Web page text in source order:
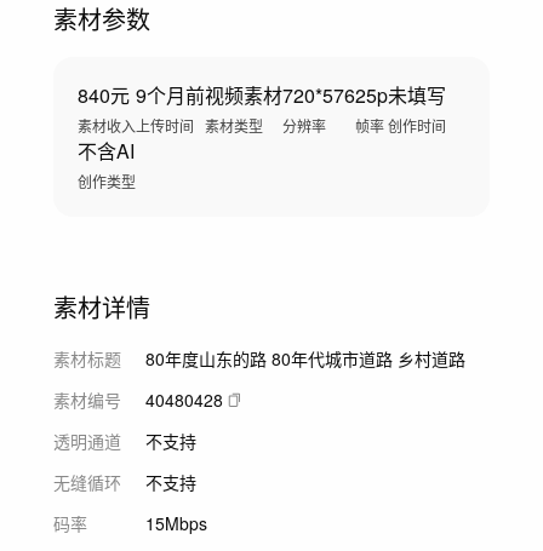
素材参数
840元
素材收入
9个月前
上传时间
视频素材
素材类型
720*576
分辨率
25p
帧率
未填写
创作时间
不含AI
创作类型
素材详情
素材标题
80年度山东的路 80年代城市道路 乡村道路
素材编号
40480428
透明通道
不支持
无缝循环
不支持
码率
15Mbps